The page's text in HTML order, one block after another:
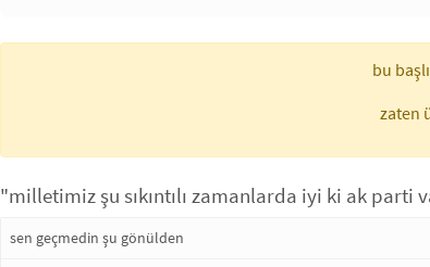
bu
zaten
"milletimiz şu sıkıntılı zamanlarda iyi ki ak parti
sen geçmedin şu gönülden